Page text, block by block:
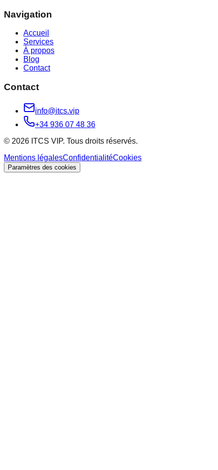
Navigation
Accueil
Services
À propos
Blog
Contact
Contact
info@itcs.vip
+34 936 07 48 36
© 2026 ITCS VIP. Tous droits réservés.
Mentions légalesConfidentialitéCookies
Paramètres des cookies